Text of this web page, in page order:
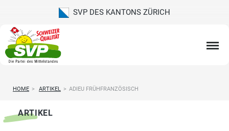
SVP DES KANTONS ZÜRICH
HOME > ARTIKEL > ADIEU FRÜHFRANZÖSISCH
ARTIKEL